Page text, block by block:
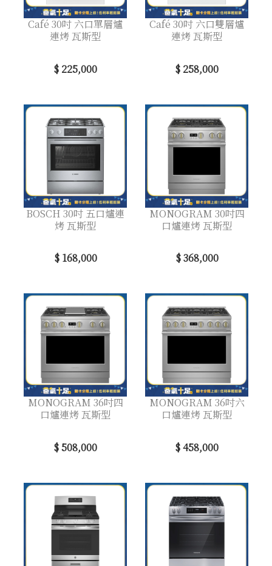
Café 30吋 六口單層爐
連烤 瓦斯型
$ 225,000
Café 30吋 六口雙層爐
連烤 瓦斯型
$ 258,000
BOSCH 30吋 五口爐連
烤 瓦斯型
$ 168,000
MONOGRAM 30吋四
口爐連烤 瓦斯型
$ 368,000
MONOGRAM 36吋四
口爐連烤 瓦斯型
$ 508,000
MONOGRAM 36吋六
口爐連烤 瓦斯型
$ 458,000